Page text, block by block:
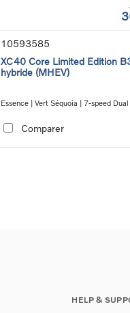
10593585
XC40 Core Limited Edition
hybride (MHEV)
Essence | Vert Séquoia | 7-speed
Comparer
HELP &